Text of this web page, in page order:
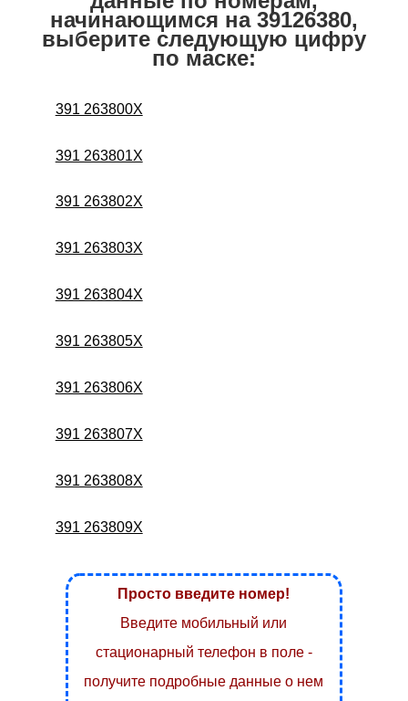
начинающимся на 39126380,
выберите следующую цифру
по маске:
391 263800X
391 263801X
391 263802X
391 263803X
391 263804X
391 263805X
391 263806X
391 263807X
391 263808X
391 263809X
Просто введите номер!
Введите мобильный или
стационарный телефон в поле -
получите подробные данные о нем